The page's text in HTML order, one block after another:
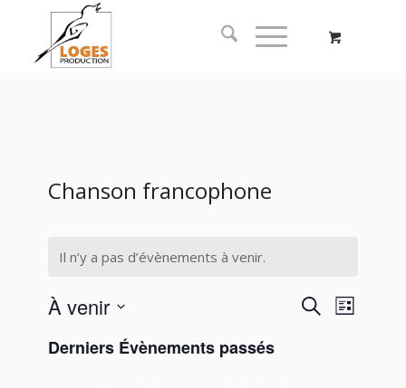
Chanson francophone
Il n’y a pas d’évènements à venir.
Recherche
de
Liste
À venir
une
Derniers Évènements passés